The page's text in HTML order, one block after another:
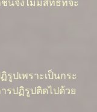
ชนจึงไม่มีสิทธิที่จะ
ปเพราะเป็นกระ
รปฏิรูปติดไปด้วย